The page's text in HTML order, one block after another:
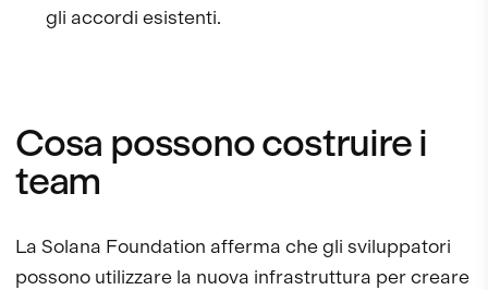
gli accordi esistenti.
Cosa possono costruire i
team
La Solana Foundation afferma che gli sviluppatori
possono utilizzare la nuova infrastruttura per creare